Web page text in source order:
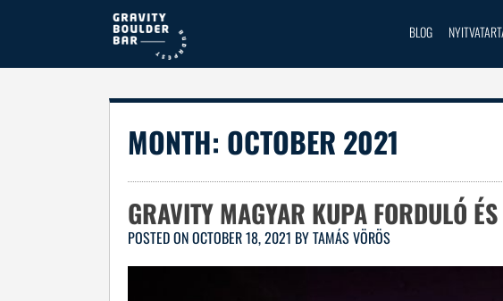
BLOG
MONTH: OCTOBER 2021
GRAVITY MAGYAR KUPA FORDULÓ
POSTED ONOCTOBER 18, 2021 BYTAMÁS VÖRÖS